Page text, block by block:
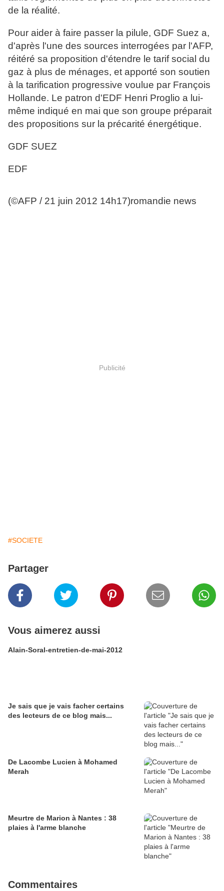
de la réalité.
Pour aider à faire passer la pilule, GDF Suez a,
d'après l'une des sources interrogées par l'AFP,
réitéré sa proposition d'étendre le tarif social du
gaz à plus de ménages, et apporté son soutien
à la tarification progressive voulue par François
Hollande. Le patron d'EDF Henri Proglio a lui-
même indiqué en mai que son groupe préparait
des propositions sur la précarité énergétique.
GDF SUEZ
EDF
(©AFP / 21 juin 2012 14h17)romandie news
Publicité
#SOCIETE
Partager
Vous aimerez aussi
Alain-Soral-entretien-de-mai-2012
Je sais que je vais facher certains
des lecteurs de ce blog mais...
De Lacombe Lucien à Mohamed
Merah
Meurtre de Marion à Nantes : 38
plaies à l'arme blanche
Commentaires